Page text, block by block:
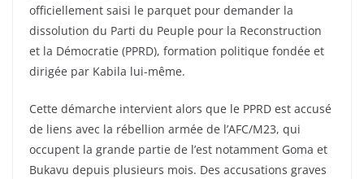
officiellement saisi le parquet pour demander la
dissolution du Parti du Peuple pour la Reconstruction
et la Démocratie (PPRD), formation politique fondée et
dirigée par Kabila lui-même.
Cette démarche intervient alors que le PPRD est accusé
de liens avec la rébellion armée de l’AFC/M23, qui
occupent la grande partie de l’est notamment Goma et
Bukavu depuis plusieurs mois. Des accusations graves